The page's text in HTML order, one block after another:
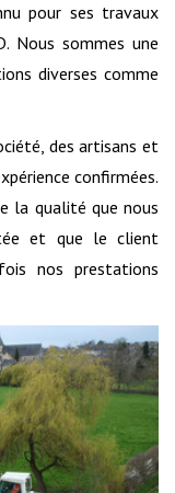
pour ses travaux
Nous sommes une
diverses comme
des artisans et
confirmées.
la qualité que nous
et que le client
nos prestations